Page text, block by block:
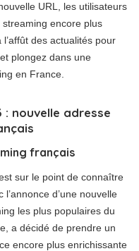
URL, les utilisateurs
streaming encore plus
des actualités pour
plongez dans une
en France.
: nouvelle adresse
français
sur le point de connaître
d’une nouvelle
les plus populaires du
a décidé de prendre un
encore plus enrichissante